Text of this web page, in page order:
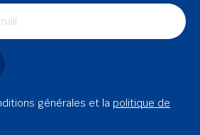
générales et la politique de